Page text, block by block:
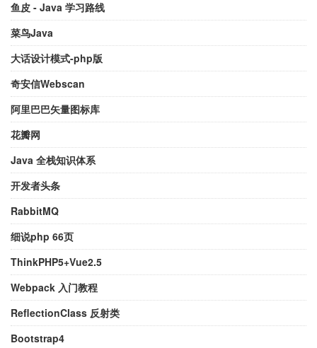
鱼皮 - Java 学习路线
菜鸟Java
大话设计模式-php版
奇安信Webscan
阿里巴巴矢量图标库
花瓣网
Java 全栈知识体系
开发者头条
RabbitMQ
细说php 66页
ThinkPHP5+Vue2.5
Webpack 入门教程
ReflectionClass 反射类
Bootstrap4